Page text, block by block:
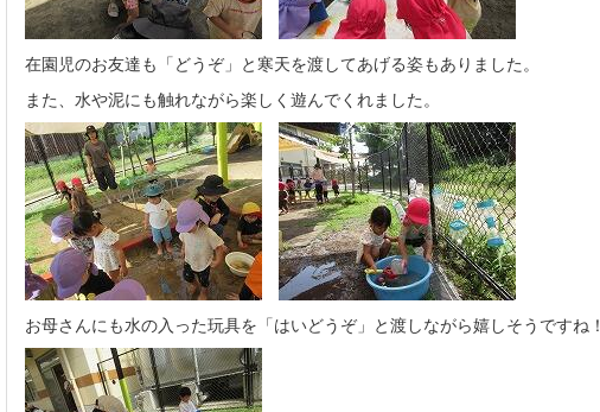
在園児のお友達も「どうぞ」と寒天を渡してあげる姿もありました。
また、水や泥にも触れながら楽しく遊んでくれました。
お母さんにも水の入った玩具を「はいどうぞ」と渡しながら嬉しそうですね